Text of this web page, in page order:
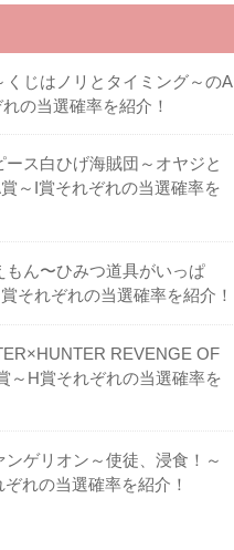
くじはノリとタイミング～のA
の当選確率を紹介！
ース白ひげ海賊団～オヤジと
～I賞それぞれの当選確率を
もん〜ひみつ道具がいっぱ
それぞれの当選確率を紹介！
REVENGE OF
～H賞それぞれの当選確率を
ンゲリオン～使徒、浸食！～
れの当選確率を紹介！